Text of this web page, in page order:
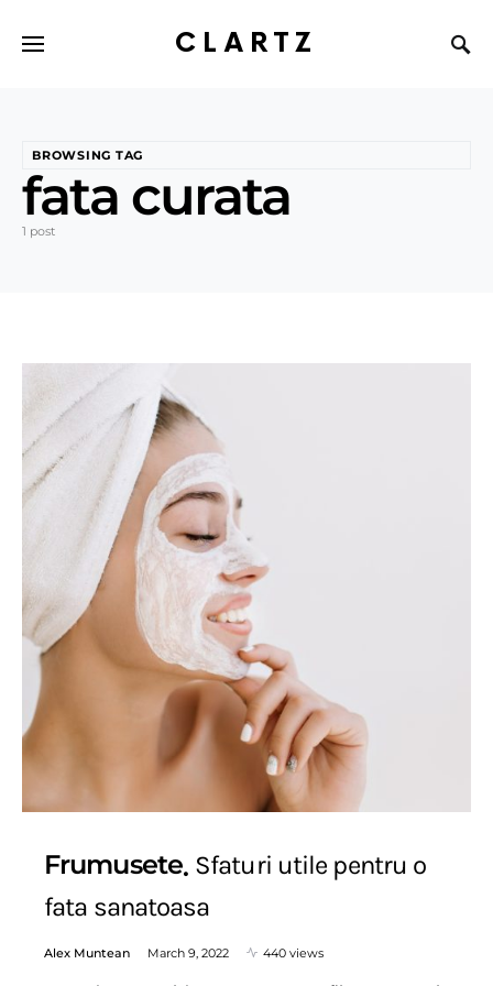
CLARTZ
BROWSING TAG
fata curata
1 post
Frumusete Sfaturi utile pentru o
fata sanatoasa
Alex Muntean March 9, 2022 440 views